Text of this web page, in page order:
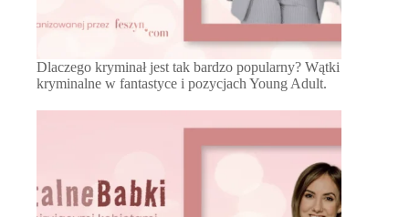
Dlaczego kryminał jest tak bardzo popularny? Wątki
kryminalne w fantastyce i pozycjach Young Adult.